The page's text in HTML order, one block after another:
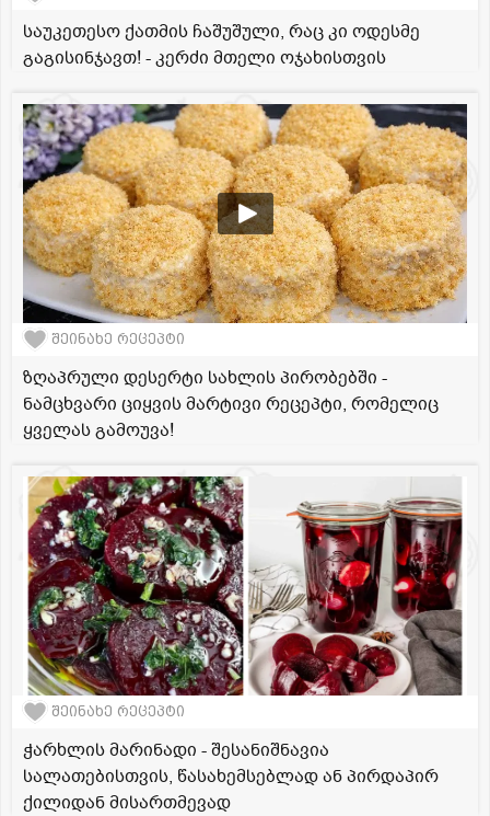
საუკეთესო ქათმის ჩაშუშული, რაც კი ოდესმე
გაგისინჯავთ! - კერძი მთელი ოჯახისთვის
შეინახე რეცეპტი
ზღაპრული დესერტი სახლის პირობებში -
ნამცხვარი ციყვის მარტივი რეცეპტი, რომელიც
ყველას გამოუვა!
შეინახე რეცეპტი
ჭარხლის მარინადი - შესანიშნავია
სალათებისთვის, წასახემსებლად ან პირდაპირ
ქილიდან მისართმევად